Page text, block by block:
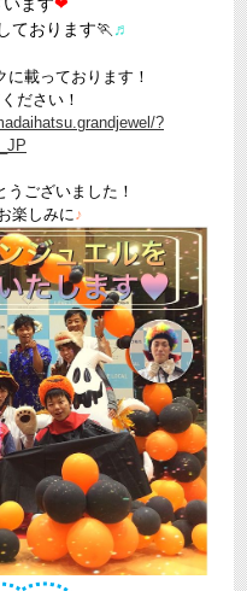
ます❤
ております🏃♬
載っております！
ださい！
?
ございました！
楽しみに♪